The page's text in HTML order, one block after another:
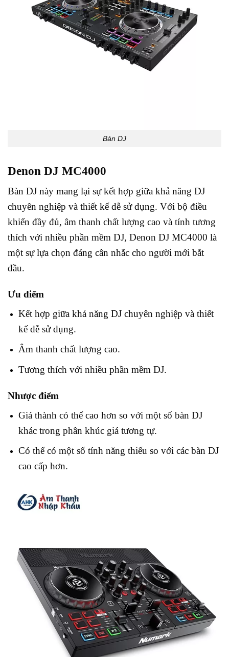
Bàn DJ
Denon DJ MC4000
Bàn DJ này mang lại sự kết hợp giữa khả năng DJ
chuyên nghiệp và thiết kế dễ sử dụng. Với bộ điều
khiển đầy đủ, âm thanh chất lượng cao và tính tương
thích với nhiều phần mềm DJ, Denon DJ MC4000 là
một sự lựa chọn đáng cân nhắc cho người mới bắt
đầu.
Ưu điểm
Kết hợp giữa khả năng DJ chuyên nghiệp và thiết
kế dễ sử dụng.
Âm thanh chất lượng cao.
Tương thích với nhiều phần mềm DJ.
Nhược điểm
Giá thành có thể cao hơn so với một số bàn DJ
khác trong phân khúc giá tương tự.
Có thể có một số tính năng thiếu so với các bàn DJ
cao cấp hơn.